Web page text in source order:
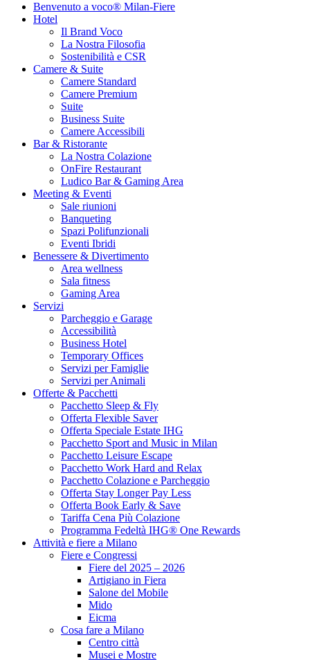
Benvenuto a voco® Milan-Fiere
Hotel
Il Brand Voco
La Nostra Filosofia
Sostenibilità e CSR
Camere & Suite
Camere Standard
Camere Premium
Suite
Business Suite
Camere Accessibili
Bar & Ristorante
La Nostra Colazione
OnFire Restaurant
Ludico Bar & Gaming Area
Meeting & Eventi
Sale riunioni
Banqueting
Spazi Polifunzionali
Eventi Ibridi
Benessere & Divertimento
Area wellness
Sala fitness
Gaming Area
Servizi
Parcheggio e Garage
Accessibilità
Business Hotel
Temporary Offices
Servizi per Famiglie
Servizi per Animali
Offerte & Pacchetti
Pacchetto Sleep & Fly
Offerta Flexible Saver
Offerta Speciale Estate IHG
Pacchetto Sport and Music in Milan
Pacchetto Leisure Escape
Pacchetto Work Hard and Relax
Pacchetto Colazione e Parcheggio
Offerta Stay Longer Pay Less
Offerta Book Early & Save
Tariffa Cena Più Colazione
Programma Fedeltà IHG® One Rewards
Attività e fiere a Milano
Fiere e Congressi
Fiere del 2025 – 2026
Artigiano in Fiera
Salone del Mobile
Mido
Eicma
Cosa fare a Milano
Centro città
Musei e Mostre